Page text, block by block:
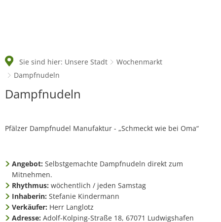
Sie sind hier: Unsere Stadt
Wochenmarkt
Dampfnudeln
Dampfnudeln
Dampfnudeln
Pfälzer Dampfnudel Manufaktur - „Schmeckt wie bei Oma“
Angebot: Selbstgemachte Dampfnudeln direkt zum
Mitnehmen.
Rhythmus: wöchentlich / jeden Samstag
Inhaberin: Stefanie Kindermann
Verkäufer: Herr Langlotz
Adresse: Adolf-Kolping-Straße 18, 67071 Ludwigshafen